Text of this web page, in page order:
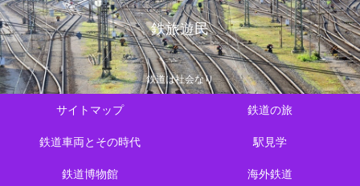
鉄旅遊民
鉄道は社会なり
サイトマップ 鉄道の旅
鉄道車両とその時代 駅見学
鉄道博物館 海外鉄道